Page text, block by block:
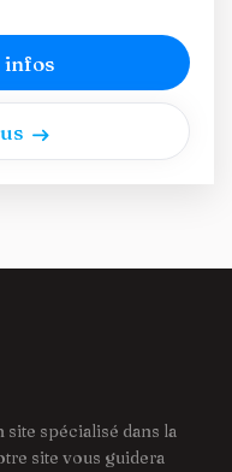
infos
spécialisé dans la
site vous guidera